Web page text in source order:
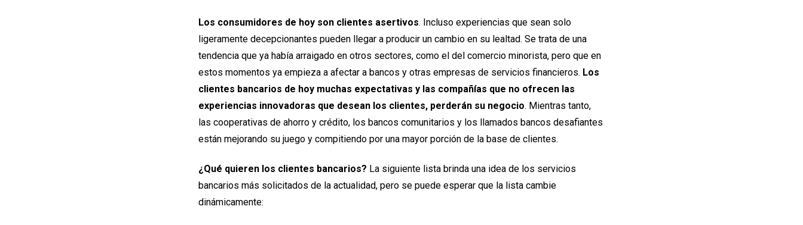
Los consumidores de hoy son clientes asertivos. Incluso experiencias que sean solo
ligeramente decepcionantes pueden llegar a producir un cambio en su lealtad. Se trata de una
tendencia que ya había arraigado en otros sectores, como el del comercio minorista, pero que en
estos momentos ya empieza a afectar a bancos y otras empresas de servicios financieros. Los
clientes bancarios de hoy muchas expectativas y las compañías que no ofrecen las
experiencias innovadoras que desean los clientes, perderán su negocio. Mientras tanto,
las cooperativas de ahorro y crédito, los bancos comunitarios y los llamados bancos desafiantes
están mejorando su juego y compitiendo por una mayor porción de la base de clientes.
¿Qué quieren los clientes bancarios? La siguiente lista brinda una idea de los servicios
bancarios más solicitados de la actualidad, pero se puede esperar que la lista cambie
dinámicamente: